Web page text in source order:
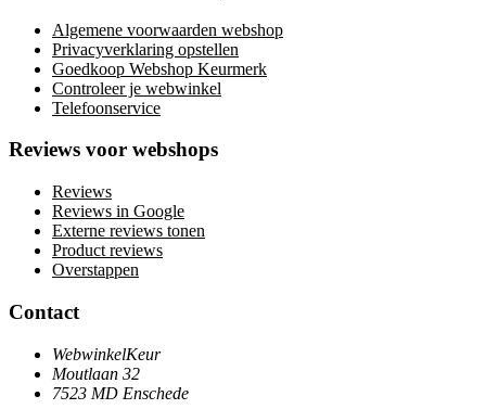
Algemene voorwaarden webshop
Privacyverklaring opstellen
Goedkoop Webshop Keurmerk
Controleer je webwinkel
Telefoonservice
Reviews voor webshops
Reviews
Reviews in Google
Externe reviews tonen
Product reviews
Overstappen
Contact
WebwinkelKeur
Moutlaan 32
7523 MD Enschede